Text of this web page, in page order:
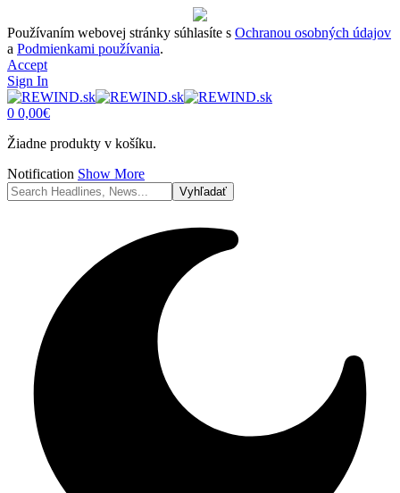
Používaním webovej stránky súhlasíte s Ochranou osobných údajov
a Podmienkami používania.
Accept
Sign In
0 0,00€
Žiadne produkty v košíku.
Notification Show More